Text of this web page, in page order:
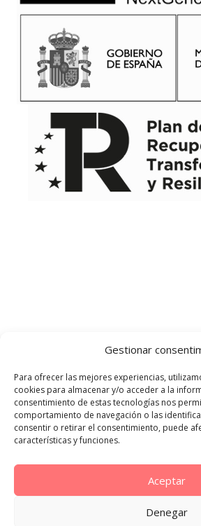
Gestionar
Para ofrecer las mejores experiencias,
cookies para almacenar y/o acceder a la
consentimiento de estas tecnologías nos
comportamiento de navegación o las
consentir o retirar el consentimiento, puede
características y funciones.
Aceptar
Denegar